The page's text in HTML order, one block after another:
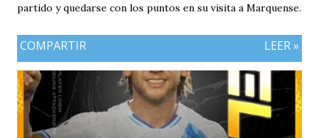
partido y quedarse con los puntos en su visita a Marquense.
COMPARTIR LEER »